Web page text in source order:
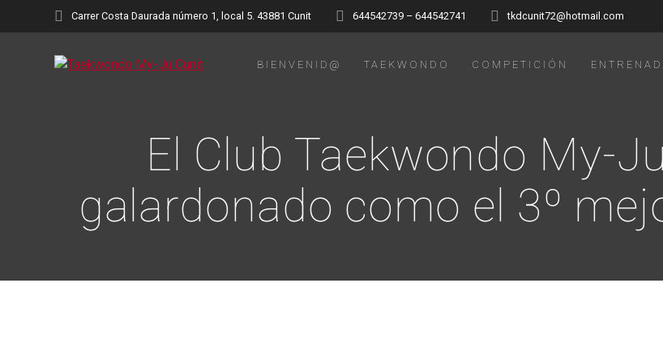
Carrer Costa Daurada número 1, local 5. 43881 Cunit 644542739 – 644542741 tkdcunit72@hotmail.com
BIENVENID@ TAEKWONDO COMPETICIÓN
El Club Taekwondo My-
galardonado como el 3º